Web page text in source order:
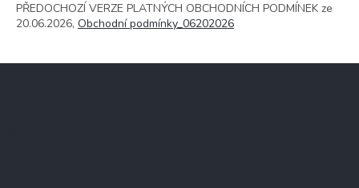
PŘEDOCHOZÍ VERZE PLATNÝCH OBCHODNÍCH PODMÍNEK ze
20.06.2026, Obchodní podmínky_06202026